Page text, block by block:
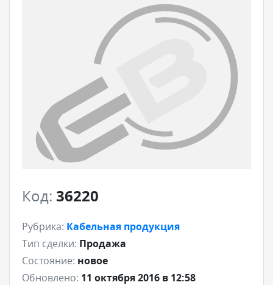
Код: 36220
Рубрика: Кабельная продукция
Тип сделки: Продажа
Состояние: новое
Обновлено: 11 октября 2016 в 12:58